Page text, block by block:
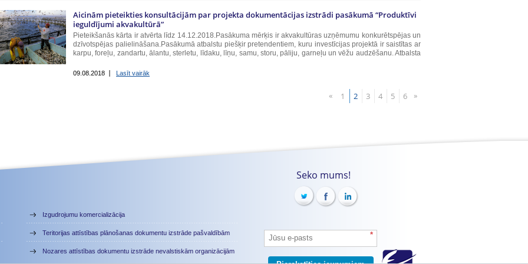
Aicinām pieteikties konsultācijām par projekta dokumentācijas izstrādi pasākumā “Produktīvi
ieguldījumi akvakultūrā”
Pieteikšanās kārta ir atvērta līdz 14.12.2018.Pasākuma mērķis ir akvakultūras uzņēmumu konkurētspējas un
dzīvotspējas palielināšana.Pasākumā atbalstu piešķir pretendentiem, kuru investīcijas projektā ir saistītas ar
karpu, foreļu, zandartu, ālantu, sterletu, līdaku, līņu, samu, storu, pāliju, garneļu un vēžu audzēšanu. Atbalsta
09.08.2018 Lasīt vairāk
« 1 2 3 4 5 6 »
Izgudrojumu komercializācija
Teritorijas attīstības plānošanas dokumentu izstrāde pašvaldībām
Nozares attīstības dokumentu izstrāde nevalstiskām organizācijām
Seko mums!
*